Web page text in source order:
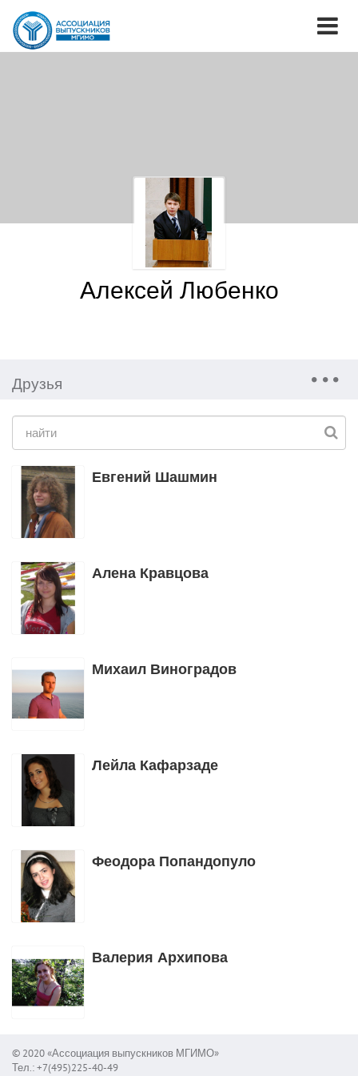
Алексей Любенко
Друзья
Евгений Шашмин
Алена Кравцова
Михаил Виноградов
Лейла Кафарзаде
Феодора Попандопуло
Валерия Архипова
© 2020 «Ассоциация выпускников МГИМО»
Тел.: +7(495)225-40-49